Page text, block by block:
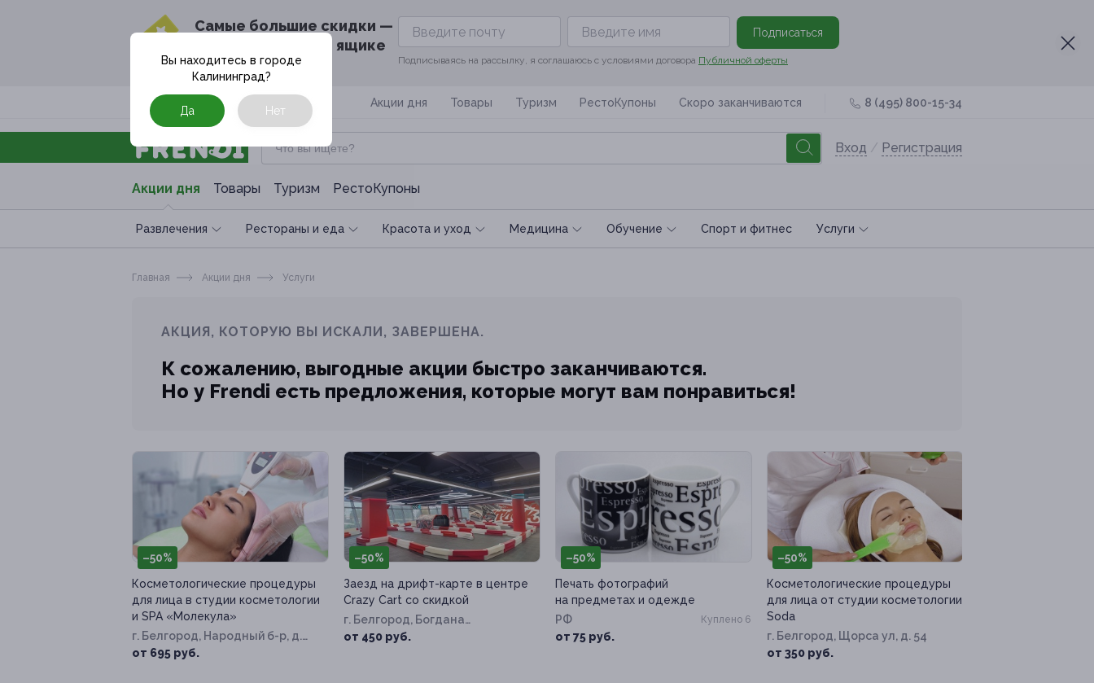
Cамые большие скидки —
в твоём почтовом ящике
Подписаться
Подписываясь на рассылку, я соглашаюсь с условиями договора Публичной оферты
Москва Акции дня Товары Туризм РестоКупоны Скоро заканчиваются 8 (495) 800-15-34
Вход / Регистрация
Акции дня Товары Туризм РестоКупоны
Развлечения Рестораны и еда Красота и уход Медицина Обучение Спoрт и фитнес Услуги
Вы находитесь в городе
Калининград?
Да Нет
Главная Акции дня Услуги
АКЦИЯ, КОТОРУЮ ВЫ ИСКАЛИ, ЗАВЕРШЕНА.
К сожалению, выгодные акции быстро заканчиваются.
Но у Frendi есть предложения, которые могут вам понравиться!
–50%
Косметологические процедуры
для лица в студии косметологии
и SPA «Молекула»
г. Белгород, Народный б-р, д.
87
от 695 руб.
–50%
Заезд на дрифт-карте в центре
Crazy Cart со скидкой
г. Белгород, Богдана
Хмельницкого пр-т, д. 137т
от 450 руб.
–50%
Печать фотографий
на предметах и одежде
РФ
от 75 руб.
Куплено 6
–50%
Косметологические процедуры
для лица от студии косметологии
Soda
г. Белгород, Щорса ул, д. 54
от 350 руб.